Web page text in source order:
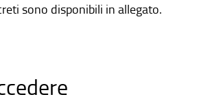
sono disponibili in allegato.